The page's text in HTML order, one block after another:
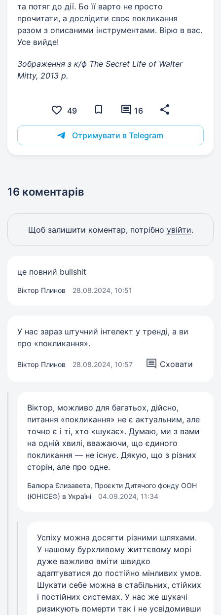
та потяг до дії. Бо її варто не просто
прочитати, а дослідити своє покликання
разом з описаними інструментами. Вірю в вас.
Усе вийде!
Зображення з к/ф The Secret Life of Walter
Mitty, 2013 р.
49 16
Отримувати в Telegram
16 коментарів
Щоб залишити коментар, потрібно увійти.
це повний bullshit
Віктор Плинов 28.08.2024, 10:51
У нас зараз штучний інтелект у тренді, а ви
про «покликання».
Віктор Плинов 28.08.2024, 10:57 Сховати
Віктор, можливо для багатьох, дійсно,
питання «покликання» не є актуальним, але
точно є і ті, хто «шукає». Думаю, ми з вами
на одній хвилі, вважаючи, що єдиного
покликання — не існує. Дякую, що з різних
сторін, але про одне.
Балюра Єлизавета, Проєкти Дитячого фонду ООН
(ЮНІСЕФ) в Україні
04.09.2024, 11:34
Успіху можна досягти різними шляхами.
У нашому бурхливому життєвому морі
дуже важливо вміти швидко
адаптуватися до постійно мінливих умов.
Шукати себе можна в стабільних, стійких
і постійних системах. У нас же шукачі
ризикують померти так і не усвідомивши